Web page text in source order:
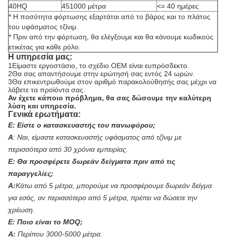
40HQ 451000 μέτρα
<= 40 ημέρες
* Η ποσότητα φόρτωσης εξαρτάται από το βάρος και το πλάτος
του υφάσματος τζίνιμ.
* Πριν από την φόρτωση, θα ελέγξουμε και θα κάνουμε κωδικούς
ετικέτας για κάθε ρόλο.
Η υπηρεσία μας:
1Είμαστε εργοστάσιο, το σχέδιο OEM είναι ευπρόσδεκτο.
2Θα σας απαντήσουμε στην ερώτησή σας εντός 24 ωρών.
3Θα επικεντρωθούμε στον αριθμό παρακολούθησής σας μέχρι να
λάβετε τα προϊόντα σας.
Αν έχετε κάποιο πρόβλημα, θα σας δώσουμε την καλύτερη
λύση και υπηρεσία.
Γενικά ερωτήματα:
Ε: Είστε ο κατασκευαστής του πανωφόρου;
Α: Ναι, είμαστε κατασκευαστής υφάσματος από τζίνιμ με
περισσότερα από 30 χρόνια εμπειρίας.
Ε: Θα προσφέρετε δωρεάν δείγματα πριν από τις
παραγγελίες;
Α:Κάτω από 5 μέτρα, μπορούμε να προσφέρουμε δωρεάν δείγμα
για εσάς, αν περισσότερο από 5 μέτρα, πρέπει να δώσετε την
χρέωση.
Ε: Ποιο είναι το MOQ;
Α: Περίπου 3000-5000 μέτρα.